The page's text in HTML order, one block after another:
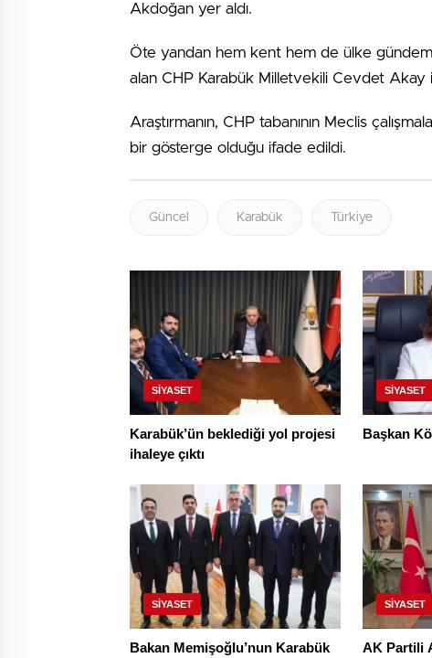
Akdoğan yer aldı.
Öte yandan hem kent hem de ülke
alan CHP Karabük Milletvekili Cevdet Akay
Araştırmanın, CHP tabanının Meclis
bir gösterge olduğu ifade edildi.
Güncel Karabük Türkiye
SIYASET
Karabük’ün beklediği yol projesi
ihaleye çıktı
SIYASET
Başkan
SIYASET
Bakan Memişoğlu’nun Karabük
SIYASET
AK Partili